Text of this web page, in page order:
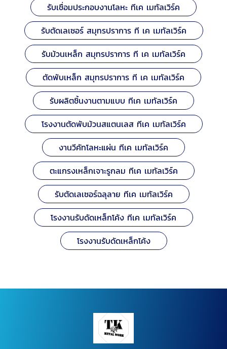
รับเชื่อมประกอบงานโลหะ ทีเค เมทัลเวิร์ค
รับตัดเลเซอร์ สมุทรปราการ ที เค เมทัลเวิร์ค
รับม้วนเหล็ก สมุทรปราการ ที เค เมทัลเวิร์ค
ตัดพับเหล็ก สมุทรปราการ ที เค เมทัลเวิร์ค
รับผลิตชิ้นงานตามแบบ ทีเค เมทัลเวิร์ค
โรงงานตัดพับม้วนสแตนเลส ทีเค เมทัลเวิร์ค
งานวีคัทโลหะแผ่น ทีเค เมทัลเวิร์ค
ตะแกรงเหล็กเจาะรูกลม ทีเค เมทัลเวิร์ค
รับตัดเลเซอร์ฉลุลาย ทีเค เมทัลเวิร์ค
โรงงานรับดัดเหล็กโค้ง ทีเค เมทัลเวิร์ค
โรงงานรับดัดเหล็กโค้ง